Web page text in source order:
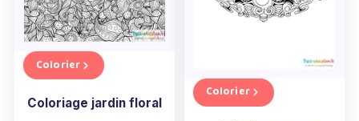
Colorier
Coloriage jardin floral
Colorier